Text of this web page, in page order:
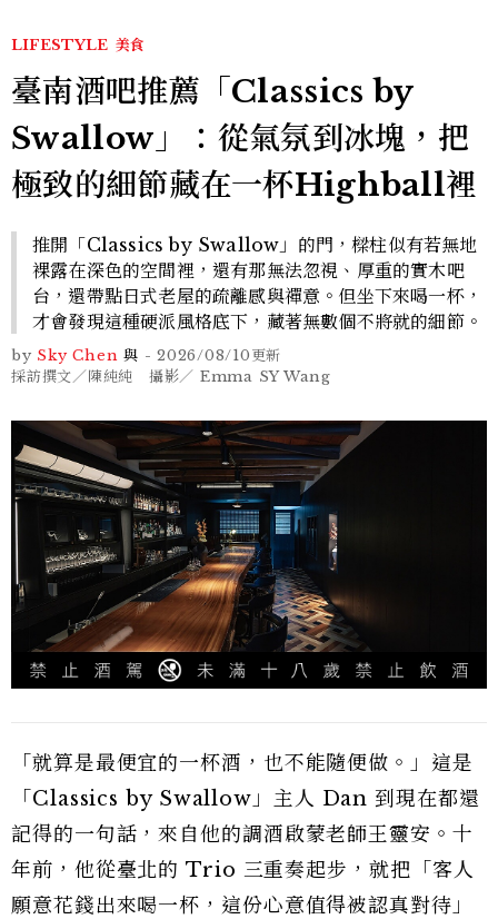
LIFESTYLE 美食
臺南酒吧推薦「Classics by
Swallow」：從氣氛到冰塊，把
極致的細節藏在一杯Highball裡
推開「Classics by Swallow」的門，樑柱似有若無地
裸露在深色的空間裡，還有那無法忽視、厚重的實木吧
台，還帶點日式老屋的疏離感與禪意。但坐下來喝一杯，
才會發現這種硬派風格底下，藏著無數個不將就的細節。
by Sky Chen 與 - 2026/08/10更新
採訪撰文／陳純純 攝影／ Emma SY Wang
「就算是最便宜的一杯酒，也不能隨便做。」這是
「Classics by Swallow」主人 Dan 到現在都還
記得的一句話，來自他的調酒啟蒙老師王靈安。十
年前，他從臺北的 Trio 三重奏起步，就把「客人
願意花錢出來喝一杯，這份心意值得被認真對待」